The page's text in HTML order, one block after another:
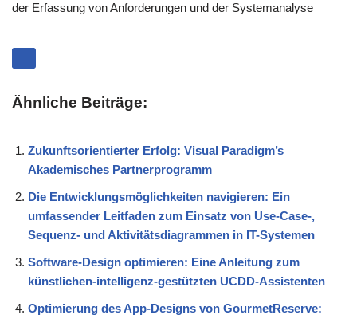
der Erfassung von Anforderungen und der Systemanalyse
Ähnliche Beiträge:
Zukunftsorientierter Erfolg: Visual Paradigm’s
Akademisches Partnerprogramm
Die Entwicklungsmöglichkeiten navigieren: Ein
umfassender Leitfaden zum Einsatz von Use-Case-,
Sequenz- und Aktivitätsdiagrammen in IT-Systemen
Software-Design optimieren: Eine Anleitung zum
künstlichen-intelligenz-gestützten UCDD-Assistenten
Optimierung des App-Designs von GourmetReserve: